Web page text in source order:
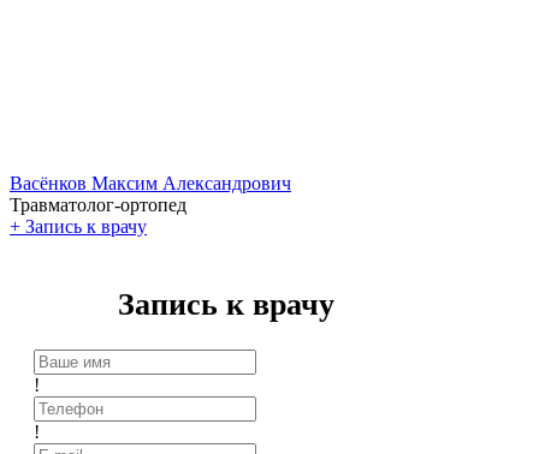
Васёнков Максим Александрович
Травматолог-ортопед
+ Запись к врачу
Запись к врачу
!
!